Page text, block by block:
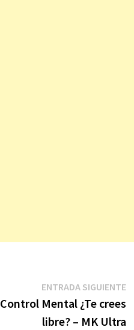
ENTRADA SIGUIENTE
Control Mental ¿Te crees
libre? – MK Ultra